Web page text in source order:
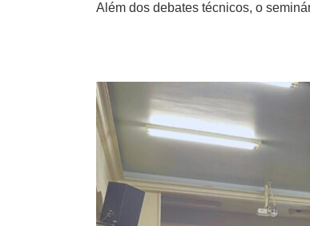
Além dos debates técnicos, o